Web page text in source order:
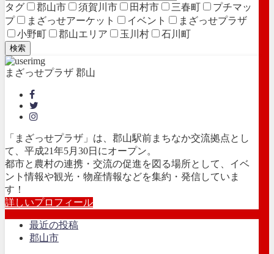
タグ 郡山市 須賀川市 田村市 三春町
プチマッ
プ
まざっせアーケット イベント
まざっせプラザ
小野町
郡山エリア 玉川村 石川町
検索
まざっせプラザ 郡山
「まざっせプラザ」は、郡山駅前まちなか交流拠点とし
て、平成21年5月30日にオープン。
都市と農村の連携・交流の促進を図る場所として、イベ
ント情報や観光・物産情報などを集約・発信していま
す！
詳しいプロフィール
最近の投稿
郡山市